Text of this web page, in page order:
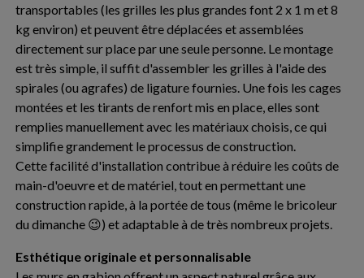
transportables (les grilles les plus grandes font 2 x 1 m et 8
kg environ) et peuvent être déplacées et assemblées
directement sur place par une seule personne. Le montage
est très simple, il suffit d'assembler les grilles à l'aide des
spirales (ou agrafes) de ligature fournies. Une fois les cages
montées et les tirants de renfort mis en place, elles sont
remplies manuellement avec les matériaux choisis, ce qui
simplifie grandement le processus de construction.
Cette facilité d'installation contribue à réduire les coûts de
main-d'oeuvre et de matériel, tout en permettant une
construction rapide, à la portée de tous (même le bricoleur
du dimanche 😉) et adaptable à de très nombreux projets.
Esthétique originale et personnalisable